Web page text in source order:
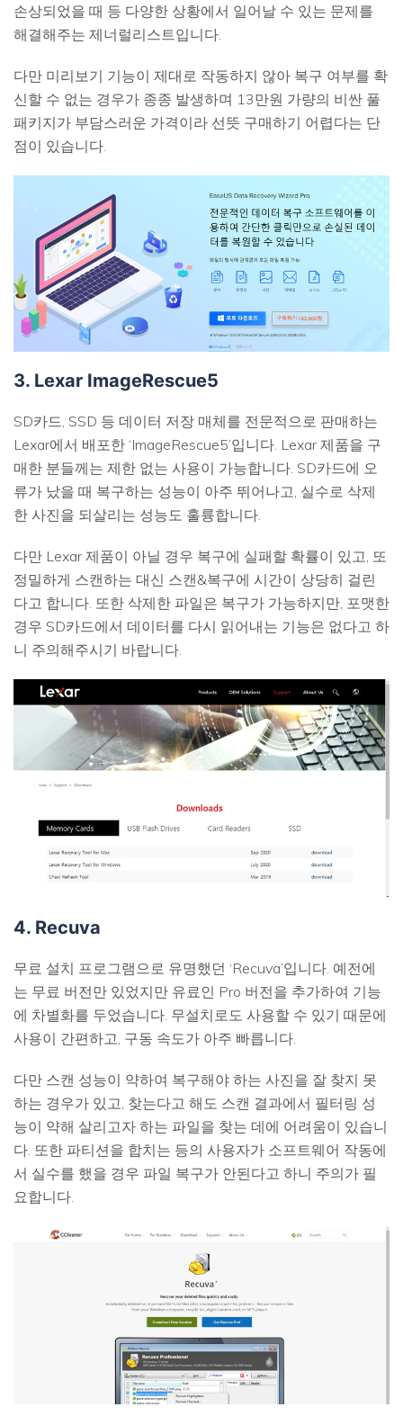
손상되었을 때 등 다양한 상황에서 일어날 수 있는 문제를
해결해주는 제너럴리스트입니다.
다만 미리보기 기능이 제대로 작동하지 않아 복구 여부를 확
신할 수 없는 경우가 종종 발생하며 13만원 가량의 비싼 풀
패키지가 부담스러운 가격이라 선뜻 구매하기 어렵다는 단
점이 있습니다.
3. Lexar ImageRescue5
SD카드, SSD 등 데이터 저장 매체를 전문적으로 판매하는
Lexar에서 배포한 ‘ImageRescue5’입니다. Lexar 제품을 구
매한 분들께는 제한 없는 사용이 가능합니다. SD카드에 오
류가 났을 때 복구하는 성능이 아주 뛰어나고, 실수로 삭제
한 사진을 되살리는 성능도 훌륭합니다.
다만 Lexar 제품이 아닐 경우 복구에 실패할 확률이 있고, 또
정밀하게 스캔하는 대신 스캔&복구에 시간이 상당히 걸린
다고 합니다. 또한 삭제한 파일은 복구가 가능하지만, 포맷한
경우 SD카드에서 데이터를 다시 읽어내는 기능은 없다고 하
니 주의해주시기 바랍니다.
4. Recuva
무료 설치 프로그램으로 유명했던 ‘Recuva’입니다. 예전에
는 무료 버전만 있었지만 유료인 Pro 버전을 추가하여 기능
에 차별화를 두었습니다. 무설치로도 사용할 수 있기 때문에
사용이 간편하고, 구동 속도가 아주 빠릅니다.
다만 스캔 성능이 약하여 복구해야 하는 사진을 잘 찾지 못
하는 경우가 있고, 찾는다고 해도 스캔 결과에서 필터링 성
능이 약해 살리고자 하는 파일을 찾는 데에 어려움이 있습니
다. 또한 파티션을 합치는 등의 사용자가 소프트웨어 작동에
서 실수를 했을 경우 파일 복구가 안된다고 하니 주의가 필
요합니다.